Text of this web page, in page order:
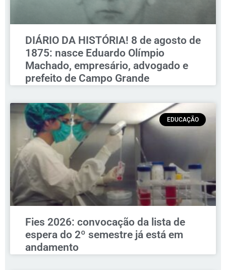
DIÁRIO DA HISTÓRIA! 8 de agosto de
1875: nasce Eduardo Olímpio
Machado, empresário, advogado e
prefeito de Campo Grande
EDUCAÇÃO
Fies 2026: convocação da lista de
espera do 2º semestre já está em
andamento